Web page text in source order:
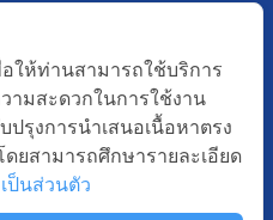
1200
02 123 1234
ให้ท่านสามารถใช้บริการ
ามสะดวกในการใช้งาน
ปรุงการนำเสนอเนื้อหาตรง
ยสามารถศึกษารายละเอียด
ป็นส่วนตัว